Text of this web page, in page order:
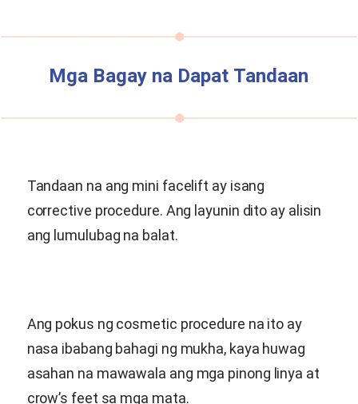
Mga Bagay na Dapat Tandaan
Tandaan na ang mini facelift ay isang
corrective procedure. Ang layunin dito ay alisin
ang lumulubag na balat.
Ang pokus ng cosmetic procedure na ito ay
nasa ibabang bahagi ng mukha, kaya huwag
asahan na mawawala ang mga pinong linya at
crow’s feet sa mga mata.